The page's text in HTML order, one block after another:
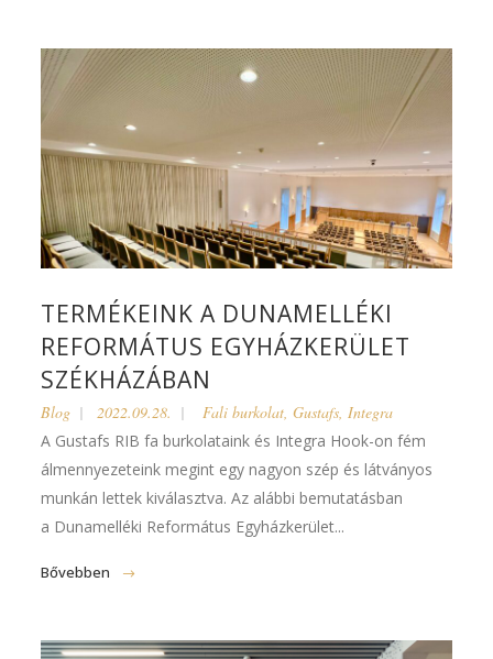
TERMÉKEINK A DUNAMELLÉKI
REFORMÁTUS EGYHÁZKERÜLET
SZÉKHÁZÁBAN
Blog 2022.09.28. Fali burkolat,Gustafs,Integra
A Gustafs RIB fa burkolataink és Integra Hook-on fém
álmennyezeteink megint egy nagyon szép és látványos
munkán lettek kiválasztva. Az alábbi bemutatásban
a Dunamelléki Református Egyházkerület...
Bővebben